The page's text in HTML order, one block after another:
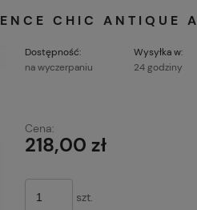
CHIC ANTIQUE A
Dostępność:
na wyczerpaniu
Wysyłka w:
24 godziny
Cena:
218,00 zł
szt.